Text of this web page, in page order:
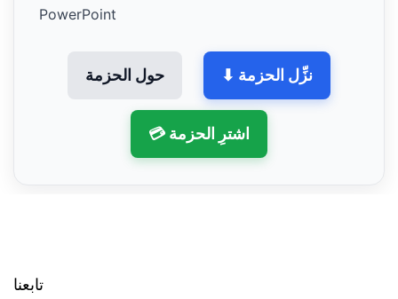
PowerPoint
حول الحزمة ⬇ نزِّل الحزمة
💳 اشترِ الحزمة
تابعنا